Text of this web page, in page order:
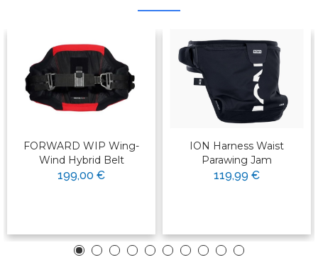
FORWARD WIP Wing-
Wind Hybrid Belt
199,00 €
ION Harness Waist
Parawing Jam
119,99 €